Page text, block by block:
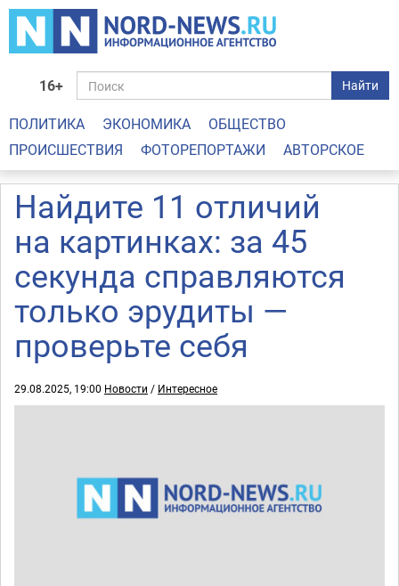
16+ Найти
ПОЛИТИКА ЭКОНОМИКА
ОБЩЕСТВО
ПРОИСШЕСТВИЯ
ФОТОРЕПОРТАЖИ АВТОРСКОЕ
Найдите 11 отличий
на картинках: за 45
секунда справляются
только эрудиты —
проверьте себя
29.08.2025, 19:00 Новости / Интересное